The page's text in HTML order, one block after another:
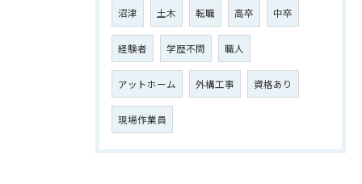
沼津 土木 転職 高卒 中卒
経験者 学歴不問 職人
アットホーム 外構工事 資格あり
現場作業員